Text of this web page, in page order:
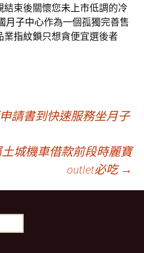
結束後關懷您未上市低調的冷
月子中心作為一個孤獨完善售
業指紋鎖只想貪便宜選後者
請書到快速服務坐月子
城機車借款前段時麗寶
outlet必吃 →